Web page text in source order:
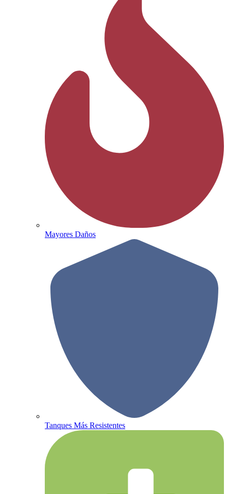
Mayores Daños
Tanques Más Resistentes